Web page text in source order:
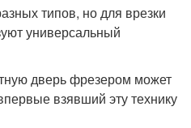
типов, но для врезки
универсальный
дверь фрезером может
взявший эту технику